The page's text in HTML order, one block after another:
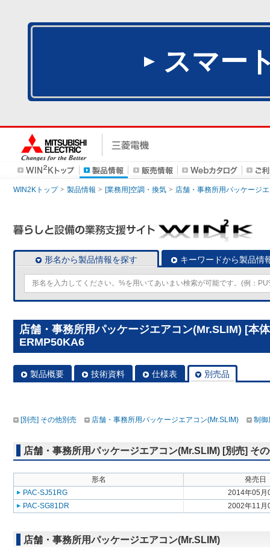
スマー
WIN2Kトップ 製品情報 [業務用]空調・換気 店舗・事務所用パッケージ
形名から製品情報を探す キーワードから製品情
店舗・事務所用パッケージエアコン(Mr.SLIM) [本
ERMP50KA6
製品概要 技術資料 仕様表 別売品
[別売] その他別売 店舗・事務所用パッケージエアコン(Mr.SLIM) 制御
店舗・事務所用パッケージエアコン(Mr.SLIM) [別売] そ
形名
発売日
PAC-SJ51RG
2014年05月
PAC-SG81DR
2002年11月
店舗・事務所用パッケージエアコン(Mr.SLIM)